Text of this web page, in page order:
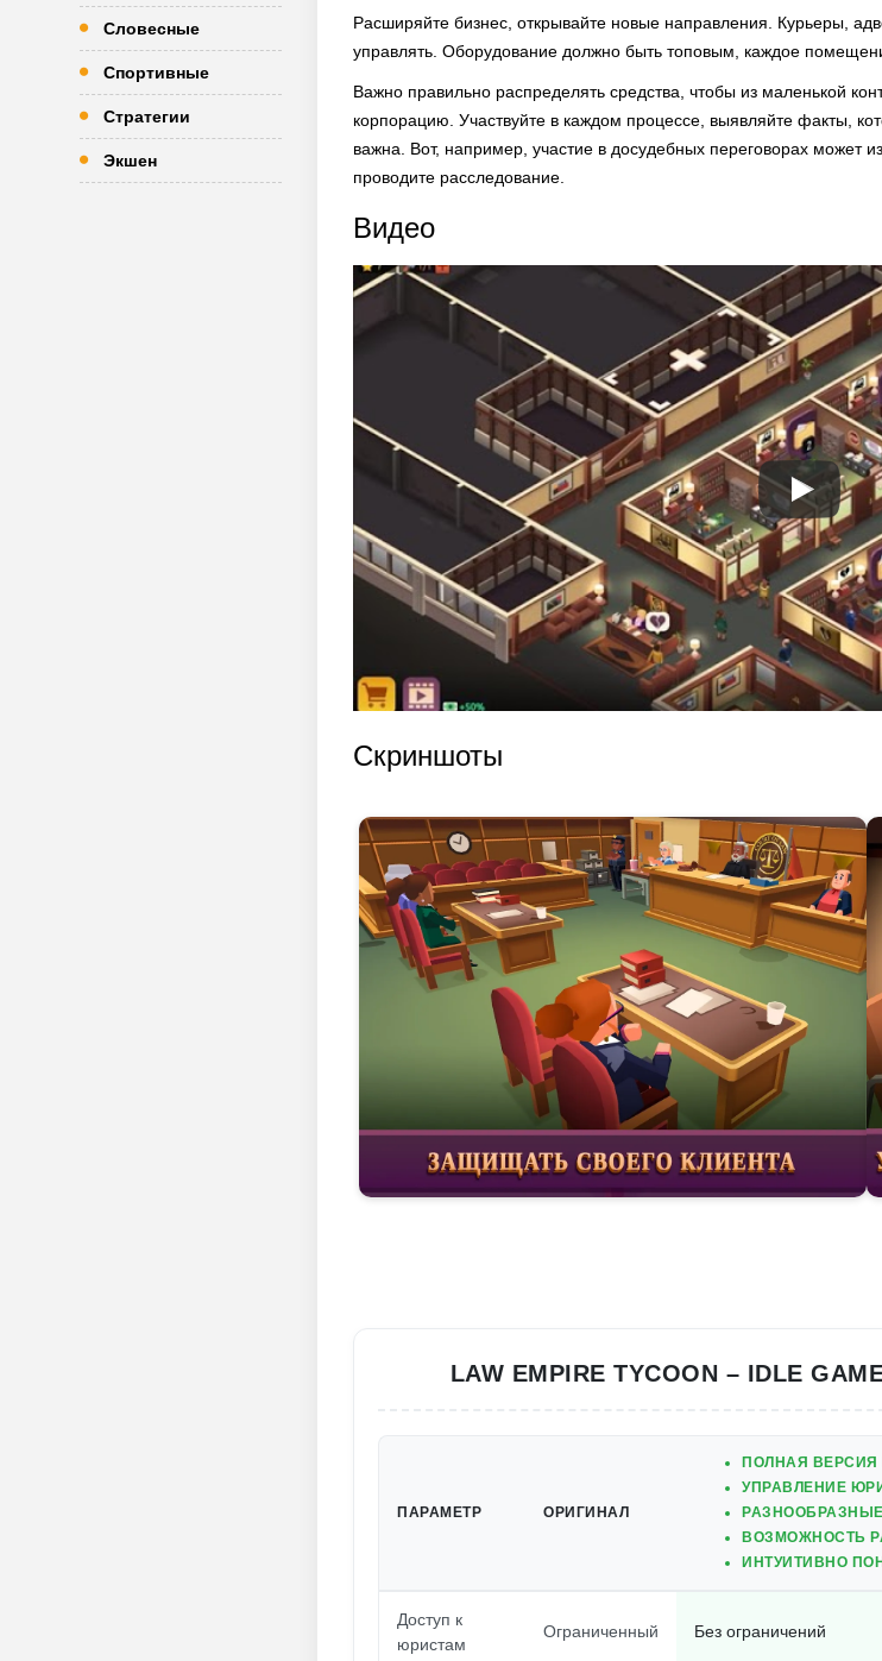
Словесные
Спортивные
Стратегии
Экшен
Расширяйте бизнес, открывайте новые направления. Курьеры,
управлять. Оборудование должно быть топовым, каждое
Важно правильно распределять средства, чтобы из маленькой
корпорацию. Участвуйте в каждом процессе, выявляйте факты,
важна. Вот, например, участие в досудебных переговорах может
проводите расследование.
Видео
Скриншоты
LAW EMPIRE TYCOON – IDLE
ПАРАМЕТР ОРИГИНАЛ
ПОЛНАЯ ВЕРСИЯ
УПРАВЛЕНИЕ
ВОЗМОЖНОСТЬ
ИНТУИТИВНО
Доступ к
юристам
Ограниченный Без ограничений